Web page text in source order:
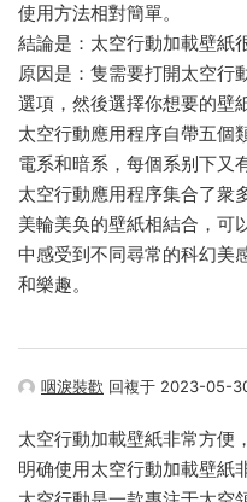
使用方法相對簡單。
結論是：太空行動加載壁紙
原因是：隻需要打開太空行
選項，然後選擇你想要的壁
太空行動應用程序自帶五個
電系和暗系，每個系别下又
太空行動應用程序集合了衆
美輪美奂的壁紙相結合，可
中感受到不同尋常的科幻美
和樂趣。
咽淚裝歡 回複于 2023-05-
太空行動加載壁紙非常方便
明确使用太空行動加載壁紙